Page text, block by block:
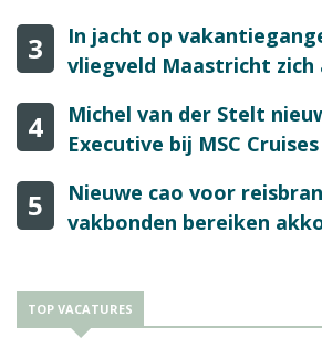
3
In jacht op
vliegveld Maastricht zich
4
Michel van der Stelt
Executive bij MSC
5
Nieuwe cao voor
vakbonden bereiken
TOP VACATURES